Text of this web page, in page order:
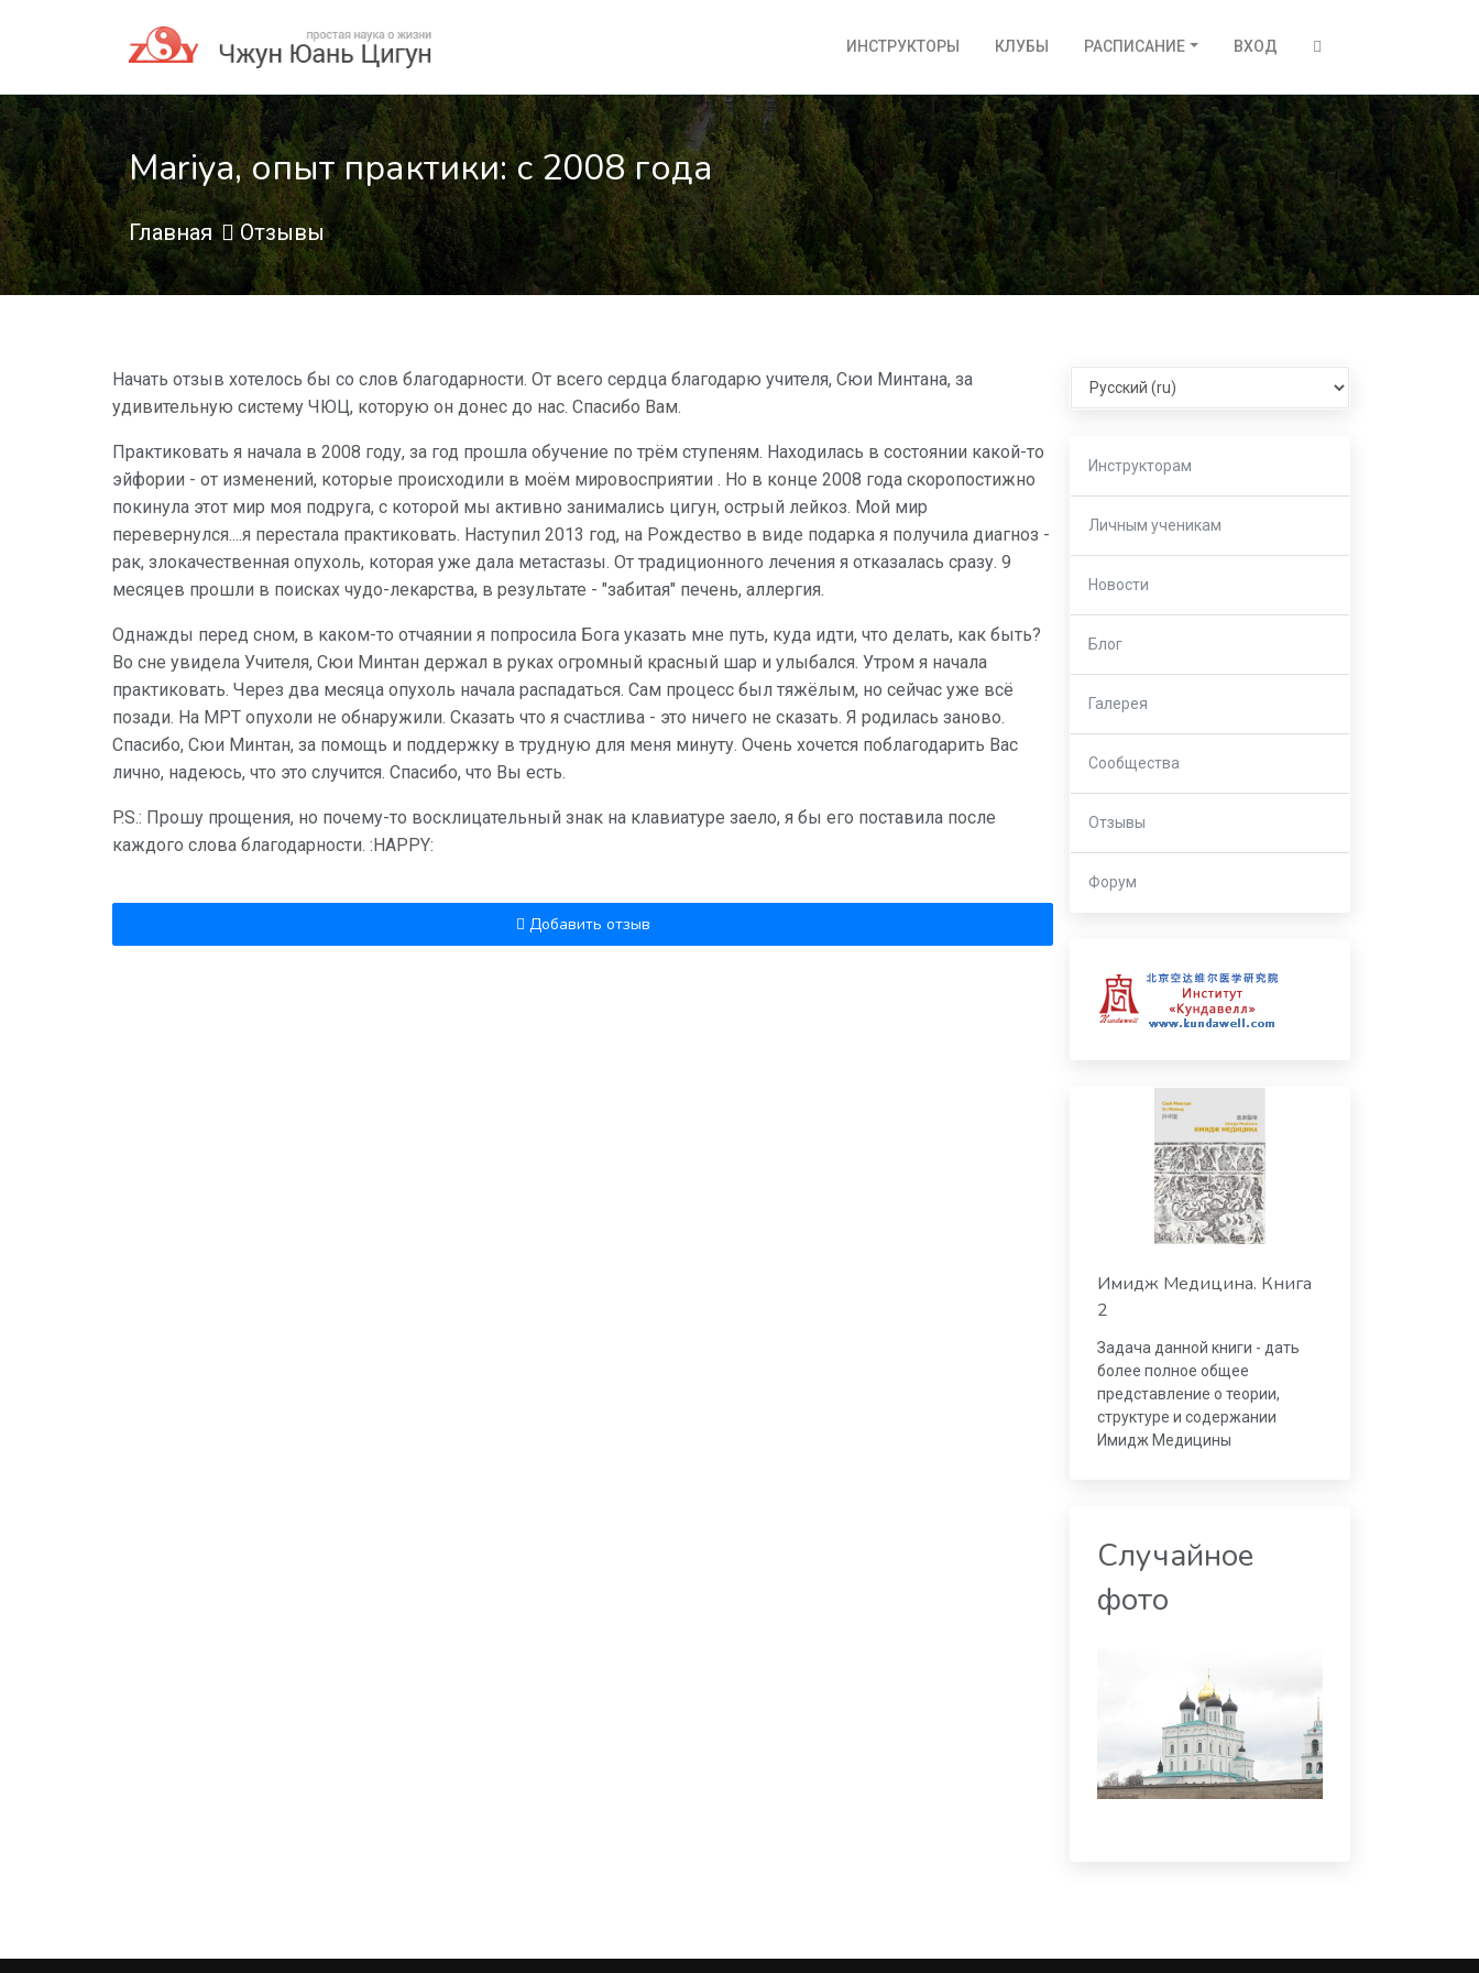
ИНСТРУКТОРЫ КЛУБЫ РАСПИСАНИЕ ВХОД
Mariya, опыт практики: с 2008 года
Главная Отзывы
Начать отзыв хотелось бы со слов благодарности. От всего сердца благодарю учителя, Сюи Минтана, за
удивительную систему ЧЮЦ, которую он донес до нас. Спасибо Вам.
Практиковать я начала в 2008 году, за год прошла обучение по трём ступеням. Находилась в состоянии какой-то
эйфории - от изменений, которые происходили в моём мировосприятии . Но в конце 2008 года скоропостижно
покинула этот мир моя подруга, с которой мы активно занимались цигун, острый лейкоз. Мой мир
перевернулся....я перестала практиковать. Наступил 2013 год, на Рождество в виде подарка я получила диагноз -
рак, злокачественная опухоль, которая уже дала метастазы. От традиционного лечения я отказалась сразу. 9
месяцев прошли в поисках чудо-лекарства, в результате - "забитая" печень, аллергия.
Однажды перед сном, в каком-то отчаянии я попросила Бога указать мне путь, куда идти, что делать, как быть?
Во сне увидела Учителя, Сюи Минтан держал в руках огромный красный шар и улыбался. Утром я начала
практиковать. Через два месяца опухоль начала распадаться. Сам процесс был тяжёлым, но сейчас уже всё
позади. На МРТ опухоли не обнаружили. Сказать что я счастлива - это ничего не сказать. Я родилась заново.
Спасибо, Сюи Минтан, за помощь и поддержку в трудную для меня минуту. Очень хочется поблагодарить Вас
лично, надеюсь, что это случится. Спасибо, что Вы есть.
P.S.: Прошу прощения, но почему-то восклицательный знак на клавиатуре заело, я бы его поставила после
каждого слова благодарности. :HAPPY:
Добавить отзыв
Select language
Инструкторам
Личным ученикам
Новости
Блог
Галерея
Сообщества
Отзывы
Форум
Имидж Медицина. Книга
2
Задача данной книги - дать
более полное общее
представление о теории,
структуре и содержании
Имидж Медицины
Случайное
фото